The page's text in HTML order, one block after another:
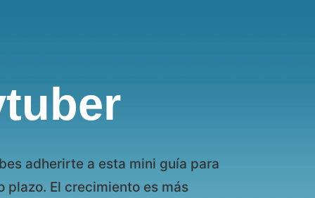
adherirte a esta mini guía para
plazo. El crecimiento es más